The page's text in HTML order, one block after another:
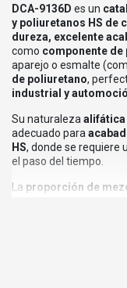
DCA-9136D es un
y poliuretanos HS de
dureza, excelente
como componente
aparejo o esmalte
de poliuretano,
industrial y
Su naturaleza
adecuado para
HS, donde se requiere
el paso del tiempo.
La proporción de